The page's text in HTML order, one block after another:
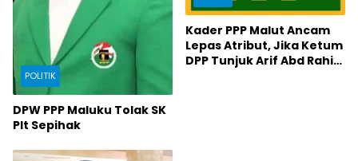
POLITIK
DPW PPP Maluku Tolak SK
Plt Sepihak
Kader PPP Malut Ancam
Lepas Atribut, Jika Ketum
DPP Tunjuk Arif Abd Rahim